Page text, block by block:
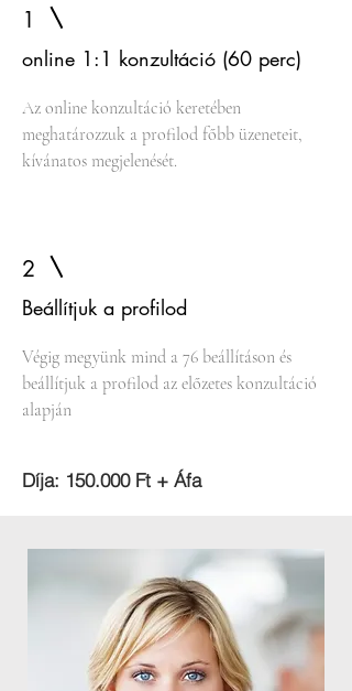
1
online 1:1 konzultáció (60 perc)
Az online konzultáció keretében
meghatározzuk a profilod főbb üzeneteit,
kívánatos megjelenését.
2
Beállítjuk a profilod
Végig megyünk mind a 76 beállításon és
beállítjuk a profilod az előzetes konzultáció
alapján
Díja: 150.000 Ft + Áfa